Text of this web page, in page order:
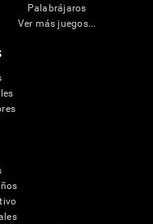
Palabrájaros
Ver más juegos...